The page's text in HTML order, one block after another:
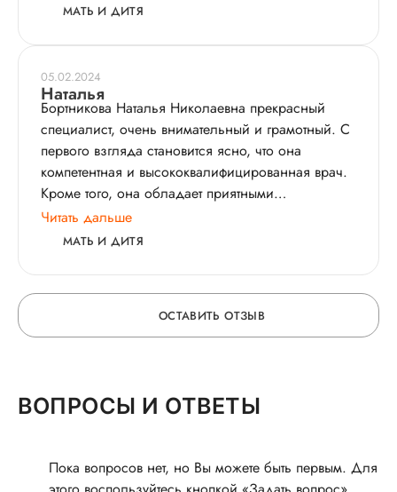
МАТЬ И ДИТЯ
05.02.2024
Наталья
Бортникова Наталья Николаевна прекрасный
специалист, очень внимательный и грамотный. С
первого взгляда становится ясно, что она
компетентная и высококвалифицированная врач.
Кроме того, она обладает приятными
коммуникативными навыками и легко находит
общий язык с пациентами. Хотелось бы видеть
Благодарим вас за вашу работу и труд!
Читать дальше
МАТЬ И ДИТЯ
ОСТАВИТЬ ОТЗЫВ
ВОПРОСЫ И ОТВЕТЫ
Пока вопросов нет, но Вы можете быть первым. Для